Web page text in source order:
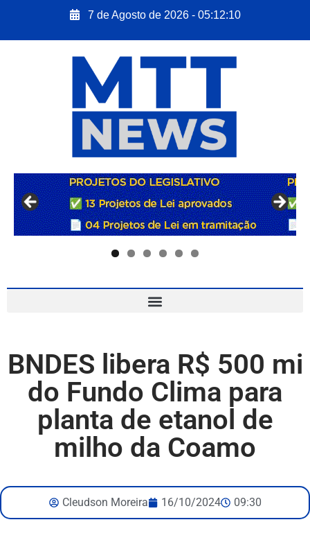
7 de Agosto de 2026 - 05:12:11
BNDES libera R$ 500 mi
do Fundo Clima para
planta de etanol de
milho da Coamo
Cleudson Moreira 16/10/2024 09:30